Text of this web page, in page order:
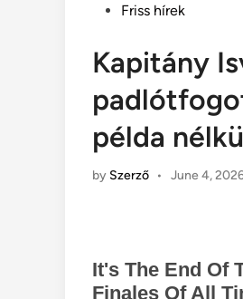
PostedFriss hírek
Kapitány
példa
by Szerző • June 4,